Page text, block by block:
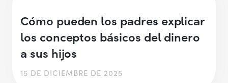
Cómo pueden los padres explicar
los conceptos básicos del dinero
a sus hijos
15 DE DICIEMBRE DE 2025